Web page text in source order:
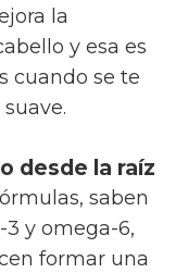
la
y esa es
cuando se te
desde la raíz
saben
3 y omega-6,
formar una